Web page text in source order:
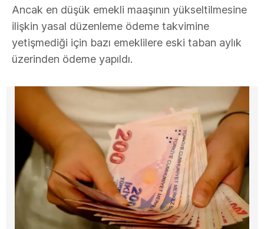
Ancak en düşük emekli maaşının yükseltilmesine
ilişkin yasal düzenleme ödeme takvimine
yetişmediği için bazı emeklilere eski taban aylık
üzerinden ödeme yapıldı.